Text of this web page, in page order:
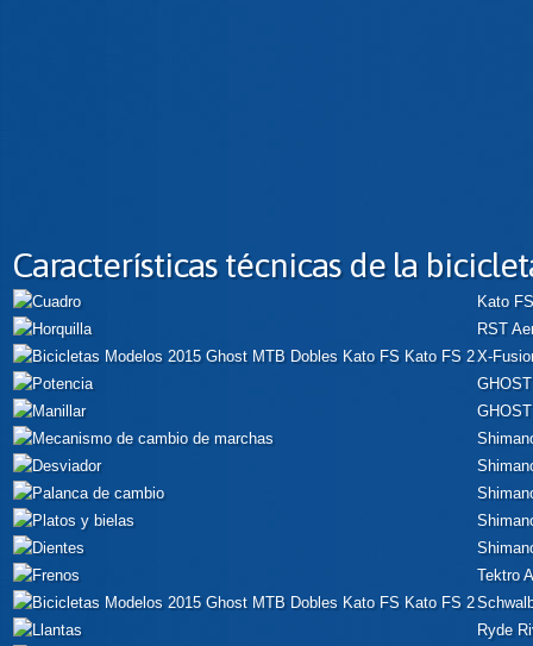
Características técnicas de la
Kato
RST
X-
Tektro
Ryde